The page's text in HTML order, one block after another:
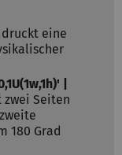
eine
|
Seiten
180 Grad